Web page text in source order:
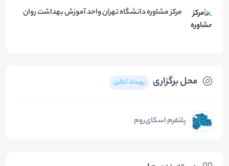
محل برگزاری رویداد آنلاین
پلتفرم اسکای‌روم
مرکز مشاوره دانشگاه تهران واحد آموزش بهداشت روان